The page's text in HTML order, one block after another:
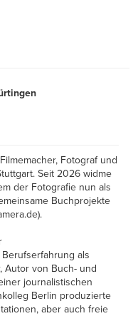
Fotograf und
Seit 2026 widme
der Fotografie nun als
Buchprojekte
als
Autor von Buch- und
journalistischen
Berlin produzierte
aber auch freie